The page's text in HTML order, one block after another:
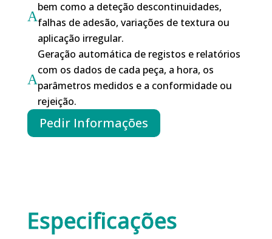
A
bem como a deteção descontinuidades,
falhas de adesão, variações de textura ou
aplicação irregular.
A
Geração automática de registos e relatórios
com os dados de cada peça, a hora, os
parâmetros medidos e a conformidade ou
rejeição.
Pedir Informações
Especificações